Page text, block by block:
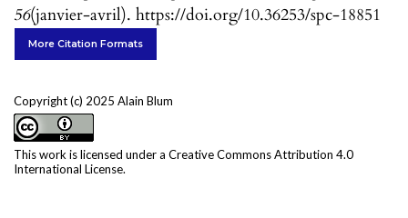
56(janvier-avril). https://doi.org/10.36253/spc-18851
More Citation Formats
Copyright (c) 2025 Alain Blum
This work is licensed under a Creative Commons Attribution 4.0
International License.